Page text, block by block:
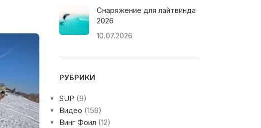
ФЕВ
Снаряжение для лайтвинда
2026
10.07.2026
РУБРИКИ
SUP (9)
Видео (159)
Винг Фоил (12)